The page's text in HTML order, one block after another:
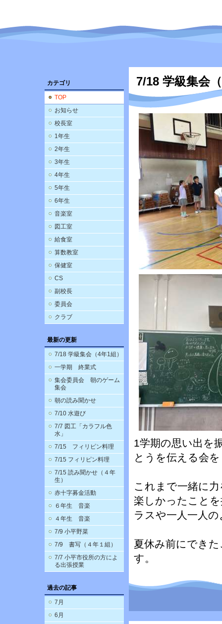
カテゴリ
TOP
お知らせ
校長室
1年生
2年生
3年生
4年生
5年生
6年生
音楽室
図工室
給食室
算数教室
保健室
CS
副校長
委員会
クラブ
最新の更新
7/18 学級集会（4年1組）
一学期 終業式
集会委員会 朝のゲーム
集会
朝の読み聞かせ
7/10 水遊び
7/7 図工「カラフル色
水」
7/15 フィリピン料理
7/15 フィリピン料理
7/15 読み聞かせ（４年
生）
赤十字募金活動
６年生 音楽
４年生 音楽
7/9 小平野菜
7/9 書写（４年１組）
7/7 小平市役所の方によ
る出張授業
過去の記事
7月
6月
7/18 学級集会
1学期の思い出を
とうを伝える会
これまで一緒に
楽しかったこと
ラスや一人一人
夏休み前にでき
す。